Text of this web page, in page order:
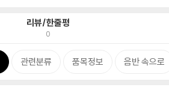
리뷰/한줄평
0
관련분류 품목정보 음반 속으로